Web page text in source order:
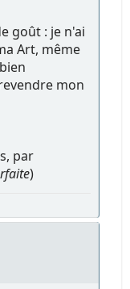
goût : je n'ai
Art, même
mon
par
)